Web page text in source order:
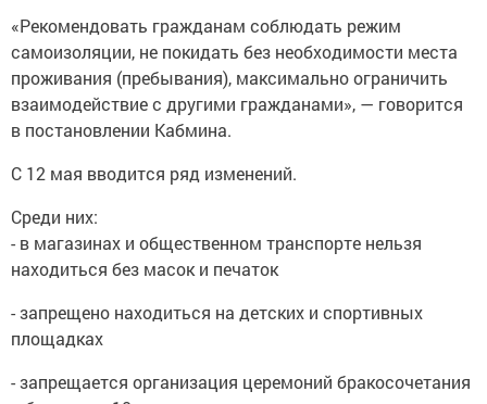
«Рекомендовать гражданам соблюдать режим
самоизоляции, не покидать без необходимости места
проживания (пребывания), максимально ограничить
взаимодействие с другими гражданами», — говорится
в постановлении Кабмина.
С 12 мая вводится ряд изменений.
Среди них:
- в магазинах и общественном транспорте нельзя
находиться без масок и печаток
- запрещено находиться на детских и спортивных
площадках
- запрещается организация церемоний бракосочетания